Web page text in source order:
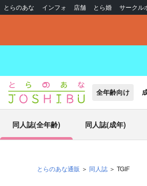
とらのあな インフォ 店舗 とら婚 サークル
全年齢向け
同人誌(全年齢) 同人誌(成年)
とらのあな通販 同人誌 TGIF